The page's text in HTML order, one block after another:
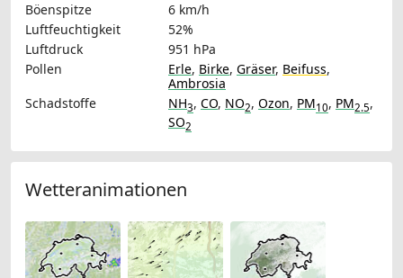
Böenspitze
6 km/h
Luftfeuchtigkeit
52%
Luftdruck
951 hPa
Pollen
Erle, Birke, Gräser, Beifuss,
Ambrosia
Schadstoffe
NH3, CO, NO2, Ozon, PM10, PM2.5,
SO2
Wetteranimationen